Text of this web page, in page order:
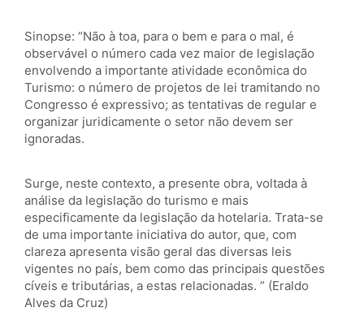
Sinopse: “Não à toa, para o bem e para o mal, é
observável o número cada vez maior de legislação
envolvendo a importante atividade econômica do
Turismo: o número de projetos de lei tramitando no
Congresso é expressivo; as tentativas de regular e
organizar juridicamente o setor não devem ser
ignoradas.
Surge, neste contexto, a presente obra, voltada à
análise da legislação do turismo e mais
especificamente da legislação da hotelaria. Trata-se
de uma importante iniciativa do autor, que, com
clareza apresenta visão geral das diversas leis
vigentes no país, bem como das principais questões
cíveis e tributárias, a estas relacionadas. ” (Eraldo
Alves da Cruz)